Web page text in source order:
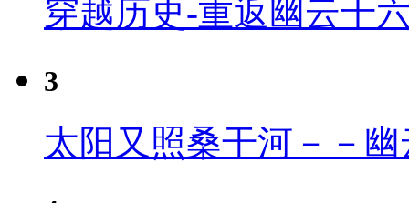
穿越历史-重返幽云十
3
太阳又照桑干河－－